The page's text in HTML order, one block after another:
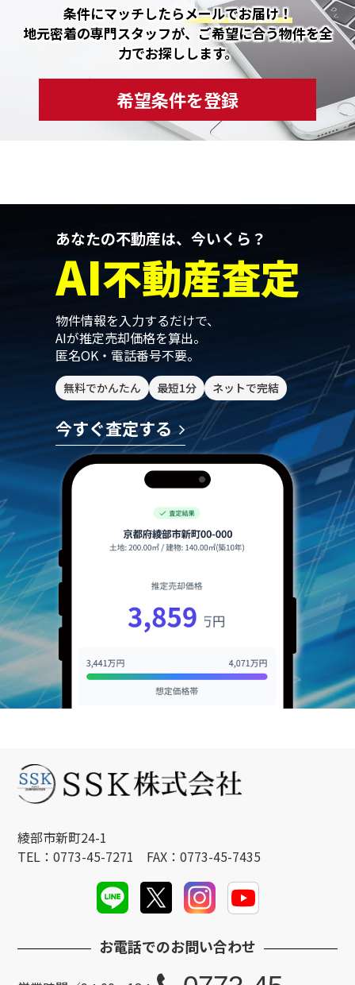
条件にマッチしたらメールでお届け！
地元密着の専門スタッフが、ご希望に合う物件を全
力でお探しします。
希望条件を登録
あなたの不動産は、今いくら？
AI不動産査定
物件情報を入力するだけで、
AIが推定売却価格を算出。
匿名OK・電話番号不要。
無料でかんたん 最短1分 ネットで完結
今すぐ査定する
綾部市新町24-1
TEL：0773-45-7271 FAX：0773-45-7435
お電話でのお問い合わせ